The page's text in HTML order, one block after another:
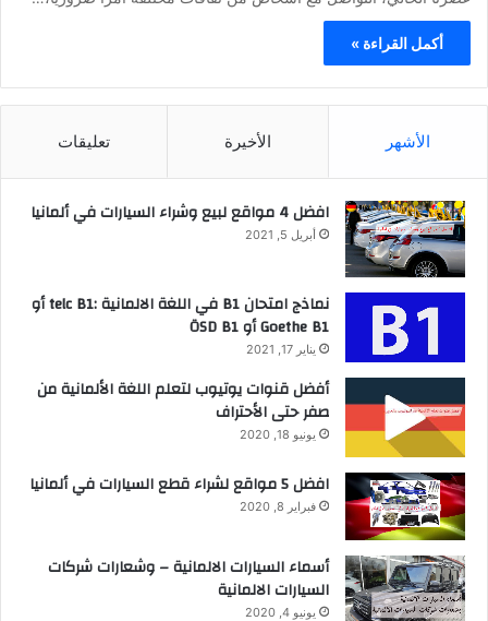
أكمل القراءة »
الأشهر الأخيرة تعليقات
افضل 4 مواقع لبيع وشراء السيارات في ألمانيا
أبريل 5, 2021
نماذج امتحان B1 في اللغة الالمانية :telc B1 أو
Goethe B1 أو ÖSD B1
يناير 17, 2021
أفضل قنوات يوتيوب لتعلم اللغة الألمانية من
صفر حتى الأحتراف
يونيو 18, 2020
افضل 5 مواقع لشراء قطع السيارات في ألمانيا
فبراير 8, 2020
أسماء السيارات الالمانية – وشعارات شركات
السيارات الالمانية
يونيو 4, 2020